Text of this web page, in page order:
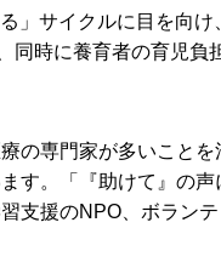
」サイクルに目を向
同時に養育者の育児
の専門家が多いこと
す。「『助けて』の
支援のNPO、ボラン